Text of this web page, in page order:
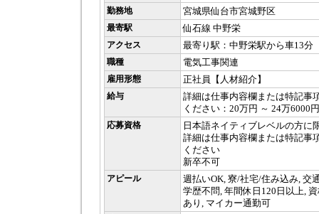
勤務地 宮城県仙台市宮城野区
最寄駅 仙石線 中野栄
アクセス 最寄り駅：中野栄駅から車13分
職種 電気工事関連
雇用形態 正社員【人材紹介】
給与
詳細は仕事内容欄または特記事
ください：20万円 ～ 24万6000円
応募資格
日本語ネイティブレベルの方に
詳細は仕事内容欄または特記事
ください
新卒不可
アピール
週払いOK, 寮/社宅/住み込み, 交
学歴不問, 年間休日120日以上,
あり, マイカー通勤可